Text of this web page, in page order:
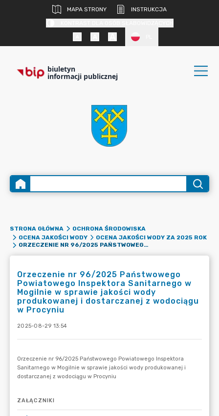
MAPA STRONY
INSTRUKCJA
biuletyn
informacji publicznej
STRONA GŁÓWNA
OCHRONA ŚRODOWISKA
OCENA JAKOŚCI WODY
OCENA JAKOŚCI WODY ZA 2025 ROK
ORZECZENIE NR 96/2025 PAŃSTWOWEGO POWIATOWEGO INSPEKTORA SANITARNEGO W MOGILNIE W SPRAWIE JAKOŚCI WODY PRODUKOWANEJ I DOSTARCZANEJ Z WODOCIĄGU W PROCYNIU
Orzeczenie nr 96/2025 Państwowego
Powiatowego Inspektora Sanitarnego w
Mogilnie w sprawie jakości wody
produkowanej i dostarczanej z wodociągu
w Procyniu
2025-08-29 13:54
ZAŁĄCZNIKI